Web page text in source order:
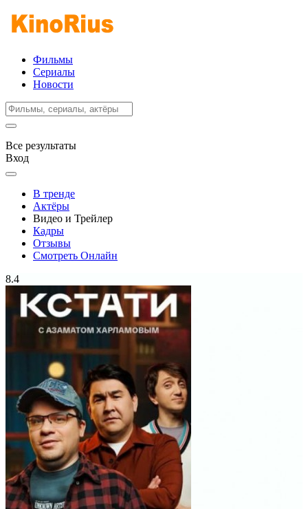
Фильмы
Сериалы
Новости
Все результаты
Вход
В тренде
Актёры
Видео и Трейлер
Кадры
Отзывы
Смотреть Онлайн
8.4